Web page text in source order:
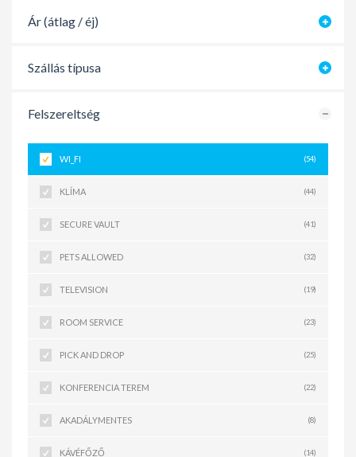
Ár (átlag / éj)
Szállás típusa
Felszereltség
WI_FI (54)
KLÍMA (44)
SECURE VAULT (41)
PETS ALLOWED (32)
TELEVISION (19)
ROOM SERVICE (23)
PICK AND DROP (25)
KONFERENCIA TEREM (22)
AKADÁLYMENTES (8)
KÁVÉFŐZŐ (14)